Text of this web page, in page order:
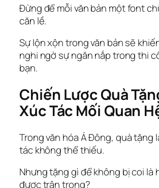
Đừng để mỗi văn bản một font
căn lề.
Sự lộn xộn trong văn bản sẽ
nghi ngờ sự ngăn nắp trong thi
bạn.
Chiến Lược Quà
Xúc Tác Mối Quan
Trong văn hóa Á Đông, quà tặng
tác không thể thiếu.
Nhưng tặng gì để không bị coi là
được trân trọng?